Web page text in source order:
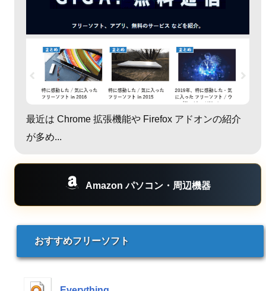
最近は Chrome 拡張機能や Firefox アドオンの紹介
が多め...
Amazon パソコン・周辺機器
おすすめフリーソフト